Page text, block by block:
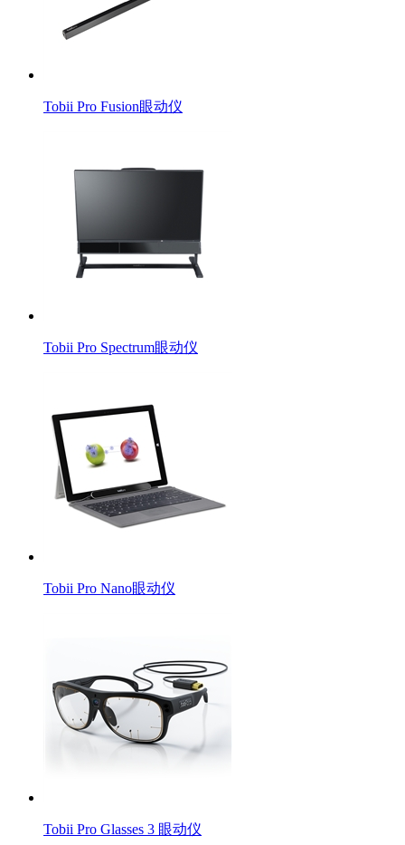
Tobii Pro Fusion眼动仪
Tobii Pro Spectrum眼动仪
Tobii Pro Nano眼动仪
Tobii Pro Glasses 3 眼动仪